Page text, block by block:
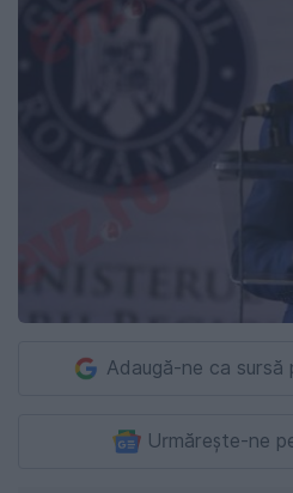
Adaugă-ne ca
Urmărește-ne